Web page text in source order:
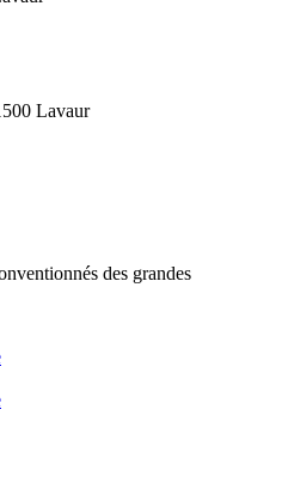
Lavaur
des grandes